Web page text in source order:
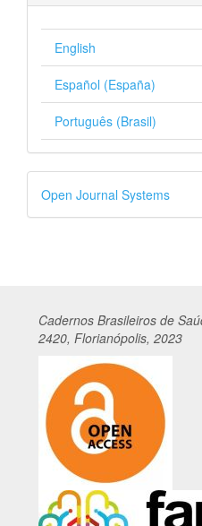
English
Español (España)
Português (Brasil)
Desenvolvido
por
Open Journal Systems
Cadernos Brasileiros de
2420, Florianópolis, 2023